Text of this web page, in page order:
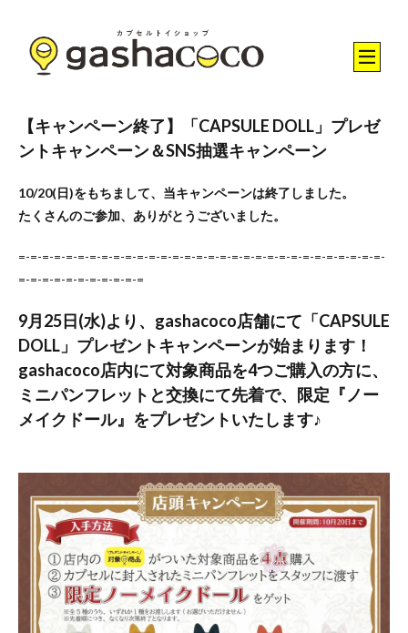
【キャンペーン終了】「CAPSULE DOLL」プレゼ
ントキャンペーン＆SNS抽選キャンペーン
10/20(日)をもちまして、当キャンペーンは終了しました。
たくさんのご参加、ありがとうございました。
=-=-=-=-=-=-=-=-=-=-=-=-=-=-=-=-=-=-=-=-=-=-=-=-=-=-=-=-=-=-=-
=-=-=-=-=-=-=-=-=-=-=
9月25日(水)より、gashacoco店舗にて「CAPSULE
DOLL」プレゼントキャンペーンが始まります！
gashacoco店内にて対象商品を4つご購入の方に、
ミニパンフレットと交換にて先着で、限定『ノー
メイクドール』をプレゼントいたします♪